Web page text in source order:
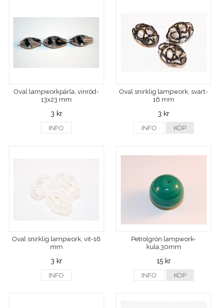
Oval lampworkpärla, vinröd-
13x23 mm
3 kr
INFO
Oval snirklig lampwork, svart-
16 mm
3 kr
INFO KÖP
Oval snirklig lampwork, vit-16
mm
3 kr
INFO
Petrolgrön lampwork-
kula,30mm
15 kr
INFO KÖP